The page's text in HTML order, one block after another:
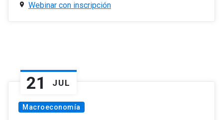
Webinar con inscripción
21 JUL
Macroeconomía